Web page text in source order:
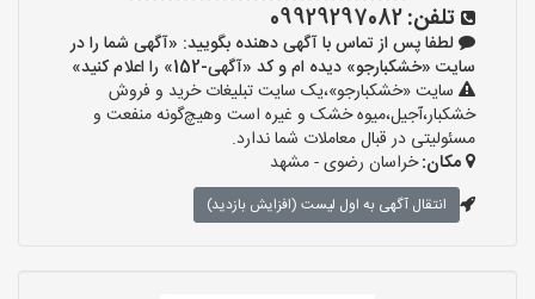
تلفن:09929297082
لطفا پس از تماس با آگهی دهنده بگویید: «آگهی شما را در
سایت «خشکبارجو» دیده ام و کد «آگهی-152» را اعلام کنید»
سایت «خشکبارجو»،یک سایت تبلیغات خرید و فروش
خشکبار،آجیل،میوه خشک و غیره است وهیچ‌گونه منفعت و
مسئولیتی در قبال معاملات شما ندارد.
مکان:خراسان رضوی - مشهد
انتقال آگهی به اول لیست (افزایش بازدید)